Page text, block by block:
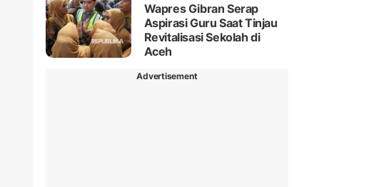
Wapres Gibran Serap
Aspirasi Guru Saat Tinjau
Revitalisasi Sekolah di
Aceh
Advertisement